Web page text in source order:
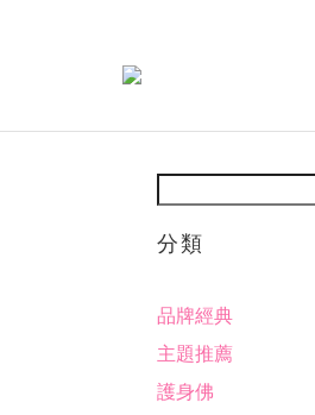
分類
品牌經典
主題推薦
護身佛